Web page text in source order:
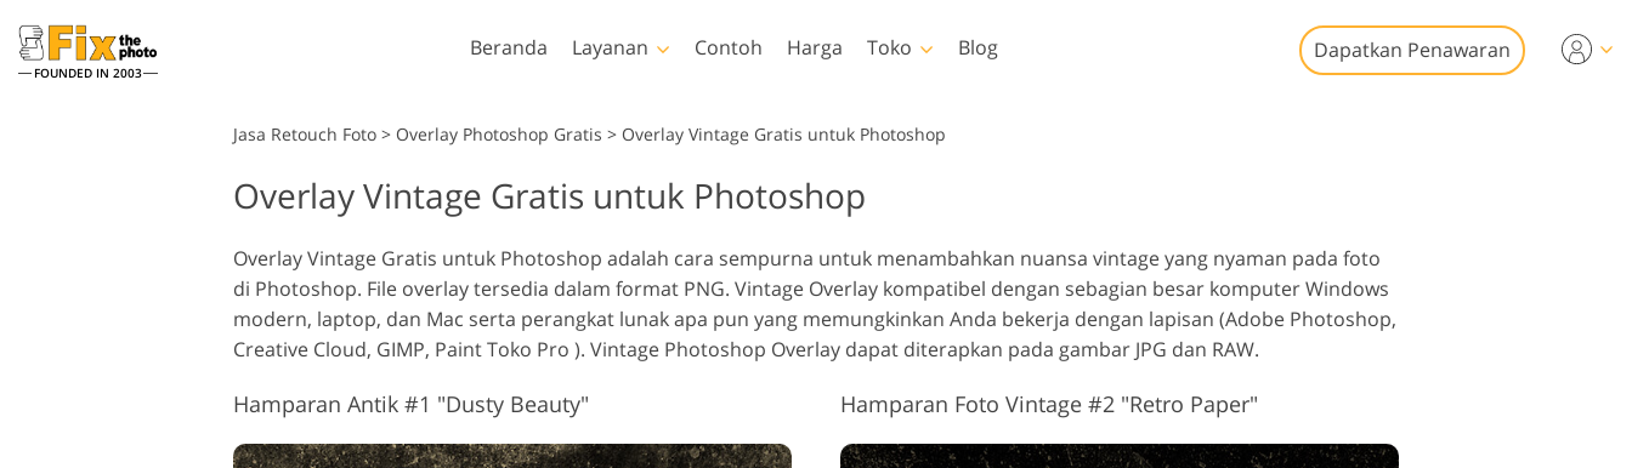
FOUNDED IN 2003
Beranda Layanan
Headshot
Bayi
Estate
Jasa Edit Foto Pernikahan
Model Pakaian yang
Dihasilkan oleh AI
Layanan Manipulasi
Layanan Restorasi Foto
Contoh Harga Toko
Lightroom
Lightroom Presets
Preset Kesepakatan
Terbaik
Koleksi Seluler
Photoshop
Tindakan Photoshop
Overlay Photoshop
Tekstur Photoshop
Ps Actions Seluruh
Koleksi
Ps Melapisi Seluruh
Koleksi
Templates
Template
Kartu Hari Valentine
Undangan pernikahan
Undangan ulang tahun
anak
Blog Dapatkan Penawaran
Jasa Retouch Foto > Overlay Photoshop Gratis > Overlay Vintage Gratis untuk Photoshop
Overlay Vintage Gratis untuk Photoshop
Overlay Vintage Gratis untuk Photoshop adalah cara sempurna untuk menambahkan nuansa vintage yang nyaman pada foto
di Photoshop. File overlay tersedia dalam format PNG. Vintage Overlay kompatibel dengan sebagian besar komputer Windows
modern, laptop, dan Mac serta perangkat lunak apa pun yang memungkinkan Anda bekerja dengan lapisan (Adobe Photoshop,
Creative Cloud, GIMP, Paint Toko Pro ). Vintage Photoshop Overlay dapat diterapkan pada gambar JPG dan RAW.
Hamparan Antik #1 "Dusty Beauty" Hamparan Foto Vintage #2 "Retro Paper"